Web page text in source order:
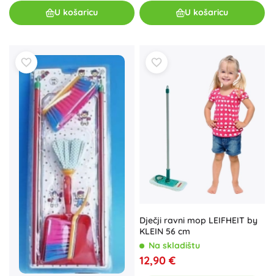
U košaricu U košaricu
Dječji ravni mop LEIFHEIT by
KLEIN 56 cm
Na skladištu
12,90 €